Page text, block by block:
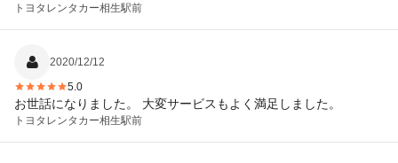
トヨタレンタカー相生駅前
2020/12/12
5.0
お世話になりました。 大変サービスもよく満足しました。
トヨタレンタカー相生駅前